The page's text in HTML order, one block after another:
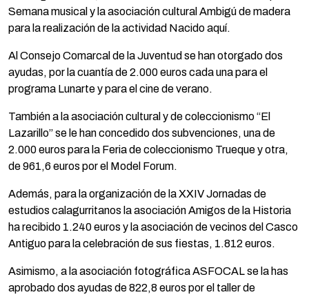
Semana musical y la asociación cultural Ambigú de madera
para la realización de la actividad Nacido aquí.
Al Consejo Comarcal de la Juventud se han otorgado dos
ayudas, por la cuantía de 2.000 euros cada una para el
programa Lunarte y para el cine de verano.
También a la asociación cultural y de coleccionismo “El
Lazarillo” se le han concedido dos subvenciones, una de
2.000 euros para la Feria de coleccionismo Trueque y otra,
de 961,6 euros por el Model Forum.
Además, para la organización de la XXIV Jornadas de
estudios calagurritanos la asociación Amigos de la Historia
ha recibido 1.240 euros y la asociación de vecinos del Casco
Antiguo para la celebración de sus fiestas, 1.812 euros.
Asimismo, a la asociación fotográfica ASFOCAL se la has
aprobado dos ayudas de 822,8 euros por el taller de